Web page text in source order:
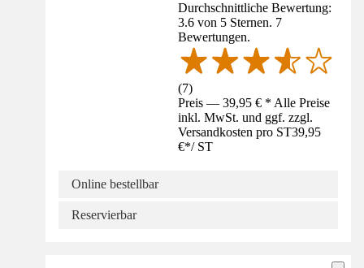
Durchschnittliche Bewertung:
3.6 von 5 Sternen. 7
Bewertungen.
(7)
Preis — 39,95 € * Alle Preise
inkl. MwSt. und ggf. zzgl.
Versandkosten pro ST39,95
€*/ ST
Online bestellbar
Reservierbar